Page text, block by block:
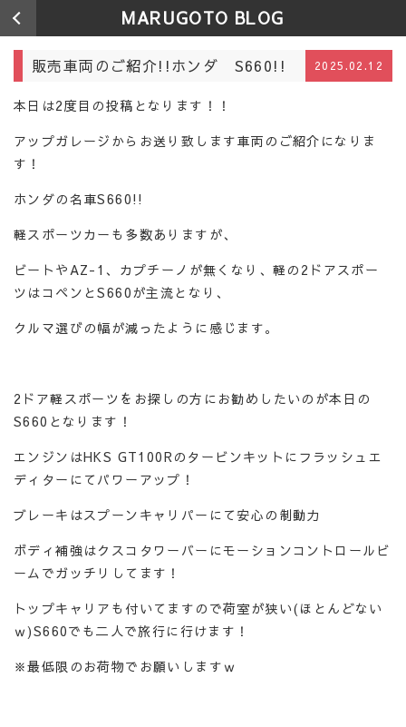
MARUGOTO BLOG
販売車両のご紹介!!ホンダ S660!! 2025.02.12
本日は2度目の投稿となります！！
アップガレージからお送り致します車両のご紹介になりま
す！
ホンダの名車S660!!
軽スポーツカーも多数ありますが、
ビートやAZ-1、カプチーノが無くなり、軽の2ドアスポー
ツはコペンとS660が主流となり、
クルマ選びの幅が減ったように感じます。
2ドア軽スポーツをお探しの方にお勧めしたいのが本日の
S660となります！
エンジンはHKS GT100Rのタービンキットにフラッシュエ
ディターにてパワーアップ！
ブレーキはスプーンキャリパーにて安心の制動力
ボディ補強はクスコタワーバーにモーションコントロールビ
ームでガッチリしてます！
トップキャリアも付いてますので荷室が狭い(ほとんどない
ｗ)S660でも二人で旅行に行けます！
※最低限のお荷物でお願いしますｗ